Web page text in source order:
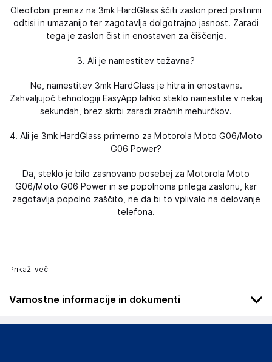
Oleofobni premaz na 3mk HardGlass ščiti zaslon pred prstnimi
odtisi in umazanijo ter zagotavlja dolgotrajno jasnost. Zaradi
tega je zaslon čist in enostaven za čiščenje.
3. Ali je namestitev težavna?
Ne, namestitev 3mk HardGlass je hitra in enostavna.
Zahvaljujoč tehnologiji EasyApp lahko steklo namestite v nekaj
sekundah, brez skrbi zaradi zračnih mehurčkov.
4. Ali je 3mk HardGlass primerno za Motorola Moto G06/Moto
G06 Power?
Da, steklo je bilo zasnovano posebej za Motorola Moto
G06/Moto G06 Power in se popolnoma prilega zaslonu, kar
zagotavlja popolno zaščito, ne da bi to vplivalo na delovanje
telefona.
Prikaži več
Varnostne informacije in dokumenti
Podatki o proizvajalcu